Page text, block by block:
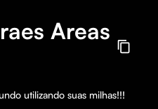
Areas
utilizando suas milhas!!!